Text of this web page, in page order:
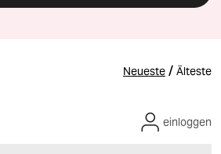
Neueste / Älteste
einloggen